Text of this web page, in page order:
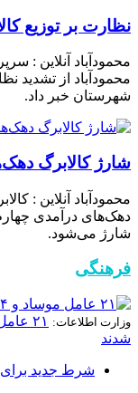
نظارت بر توزیع
محمودآباد آنلاین :
محمودآباد از تشدید
شهرستان خبر داد.
شارژ کالابرگ دهک‌های
محمودآباد آنلاین :
شارژ می‌شود.
فرهنگی
وزارت اطلاعات:
شدند
شرط جدید